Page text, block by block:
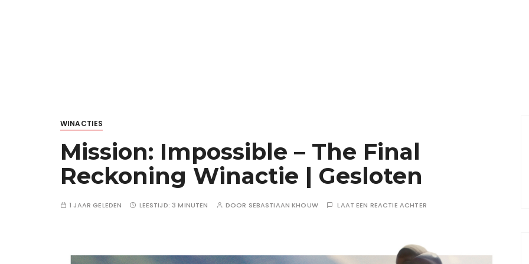
WINACTIES
Mission: Impossible – The Final
Reckoning Winactie | Gesloten
1 JAAR GELEDEN LEESTIJD: 3 MINUTEN DOOR SEBASTIAAN KHOUW LAAT EEN REACTIE ACHTER